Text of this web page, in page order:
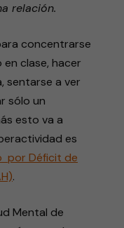
relación.
concentrarse
clase, hacer
sentarse a ver
sólo un
esto va a
es
por Déficit de
.
Mental de